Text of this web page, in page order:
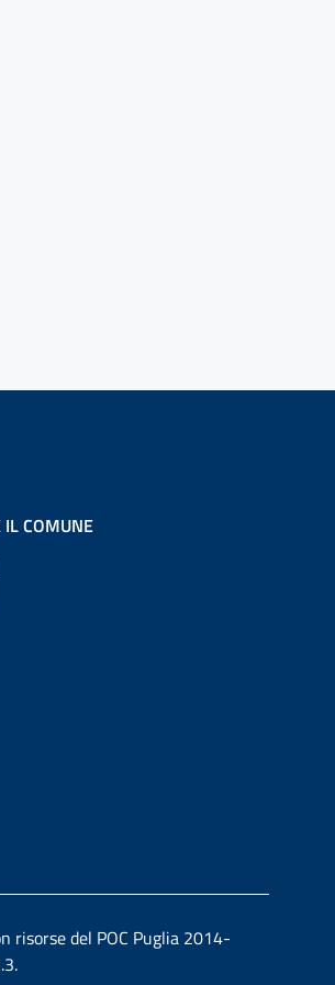
IL COMUNE
risorse del POC Puglia 2014-